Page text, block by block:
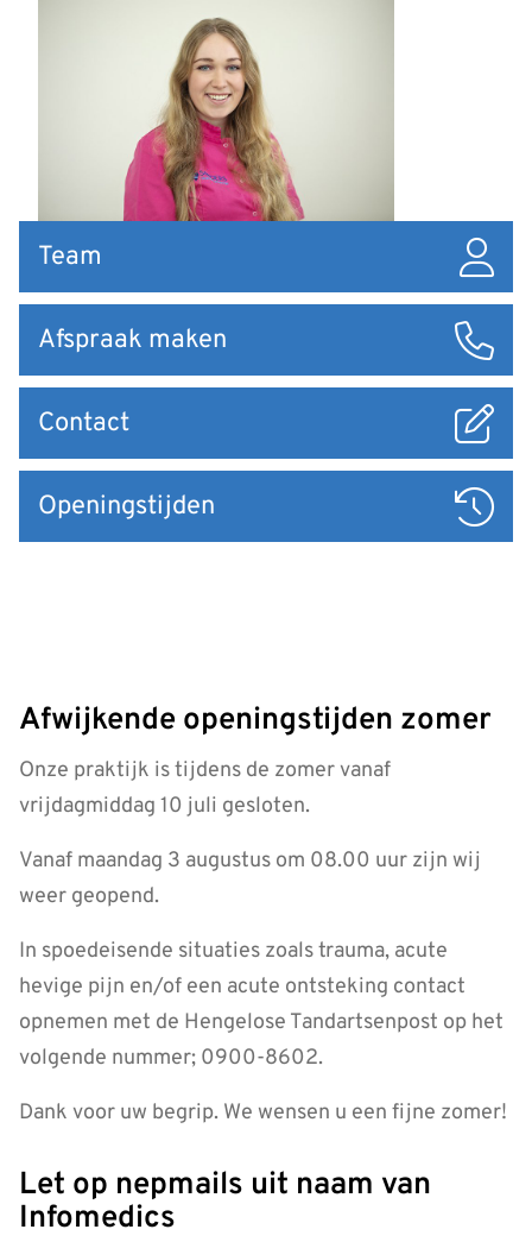
naar
Team
Afspraak maken
Contact
Openingstijden
Afwijkende openingstijden zomer
Onze praktijk is tijdens de zomer vanaf
vrijdagmiddag 10 juli gesloten.
Vanaf maandag 3 augustus om 08.00 uur zijn wij
weer geopend.
In spoedeisende situaties zoals trauma, acute
hevige pijn en/of een acute ontsteking contact
opnemen met de Hengelose Tandartsenpost op het
volgende nummer; 0900-8602.
Dank voor uw begrip. We wensen u een fijne zomer!
Let op nepmails uit naam van
Infomedics